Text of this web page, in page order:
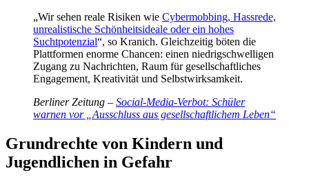
„Wir sehen reale Risiken wie Cybermobbing, Hassrede,
unrealistische Schönheitsideale oder ein hohes
Suchtpotenzial“, so Kranich. Gleichzeitig böten die
Plattformen enorme Chancen: einen niedrigschwelligen
Zugang zu Nachrichten, Raum für gesellschaftliches
Engagement, Kreativität und Selbstwirksamkeit.
Berliner Zeitung – Social-Media-Verbot: Schüler
warnen vor „Ausschluss aus gesellschaftlichem Leben“
Grundrechte von Kindern und
Jugendlichen in Gefahr